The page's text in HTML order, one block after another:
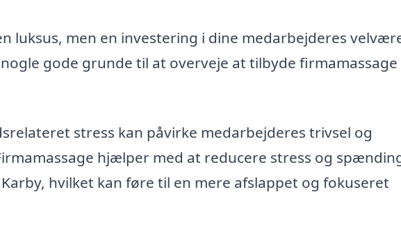
luksus, men en investering i dine medarbejderes
gode grunde til at overveje at tilbyde firmamassage
stress kan påvirke medarbejderes trivsel og
hjælper med at reducere stress og
hvilket kan føre til en mere afslappet og fokuseret